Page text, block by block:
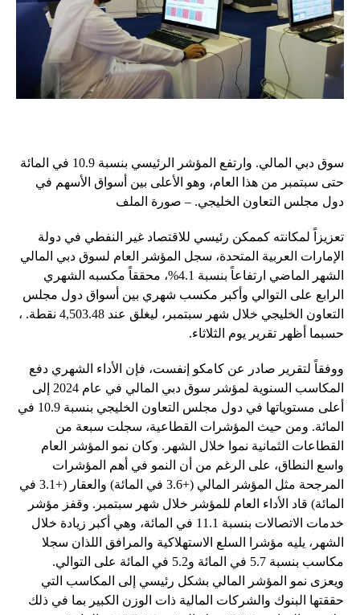
سوق دبي المالي. وارتفع المؤشر الرئيسي بنسبة 10.9 في المائة
حتى سبتمبر من هذا العام، وهو الأعلى بين أسواق الأسهم في
دول مجلس التعاون الخليجي. – صورة الملف
تعزيزاً لمكانته كممكن رئيسي للاقتصاد غير النفطي في دولة
الإمارات العربية المتحدة، سجل المؤشر العام لسوق دبي المالي
الشهر الماضي ارتفاعاً بنسبة 4.1%، محققاً مكسبه الشهري
الرابع على التوالي وأكبر مكسب شهري بين أسواق دول مجلس
التعاون الخليجي خلال شهر سبتمبر، ليغلق عند 4,503.48 نقطة. ،
حسبما أظهر تقرير يوم الثلاثاء.
ووفقاً لتقرير صادر عن كامكو إنفست، فإن الأداء الشهري دفع
المكاسب السنوية لمؤشر سوق دبي المالي في عام 2024 إلى
أعلى مستوياتها في دول مجلس التعاون الخليجي بنسبة 10.9 في
المائة. ومن حيث المؤشرات القطاعية، سجلت سبعة من
القطاعات الثمانية نموا خلال الشهر. وكان نمو المؤشر العام
واسع النطاق، على الرغم من أن النمو في أهم المؤشرات
المرجحة مثل المؤشر المالي (+3.6 في المائة) والعقار (+3.1 في
المائة) قاد الأداء العام للمؤشر خلال شهر سبتمبر. وقفز مؤشر
خدمات الاتصالات بنسبة 11.1 في المائة، وهي أكبر زيادة خلال
الشهر، يليه مؤشرا السلع الاستهلاكية والمرافق اللذان سجلا
مكاسب بنسبة 5.7 في المائة و5.2 في المائة على التوالي.
ويعزى نمو المؤشر المالي بشكل رئيسي إلى المكاسب التي
حققتها البنوك والشركات المالية ذات الوزن الكبير بما في ذلك